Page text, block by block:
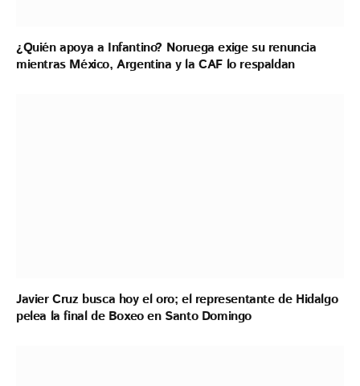
¿Quién apoya a Infantino? Noruega exige su renuncia
mientras México, Argentina y la CAF lo respaldan
Javier Cruz busca hoy el oro; el representante de Hidalgo
pelea la final de Boxeo en Santo Domingo